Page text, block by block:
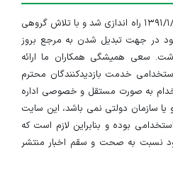
سایت ایران استخدام در تاریخ ۱۳۹۱/۱/۱۰ راه اندازی شد و با تلاش گروهی
در جهت تبدیل شدن به مرجع بروز
سعی همیشگی همکاران ما ارائه
خدمت بازدیدکنندگان محترم
به صورت مستقل و خصوصی اداره
سازمان دولتی نمی باشد، این سایت
بوده و بنابراین لازم است که
نسبت به صحت و سقم اخبار منتشر